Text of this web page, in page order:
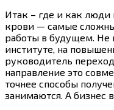
Итак – где и как люди
крови — самые
работы в будущем. Не
институте, на
руководитель
направление это
точнее способы
занимаются. А бизнес